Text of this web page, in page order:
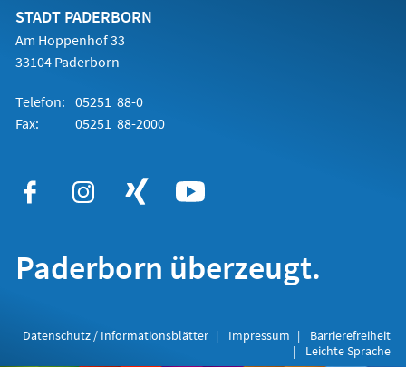
STADT PADERBORN
Am Hoppenhof 33
33104 Paderborn
Telefon: 05251 88-0
Fax:
05251 88-2000
Paderborn überzeugt.
Datenschutz / Informationsblätter Impressum
Barrierefreiheit
Leichte Sprache